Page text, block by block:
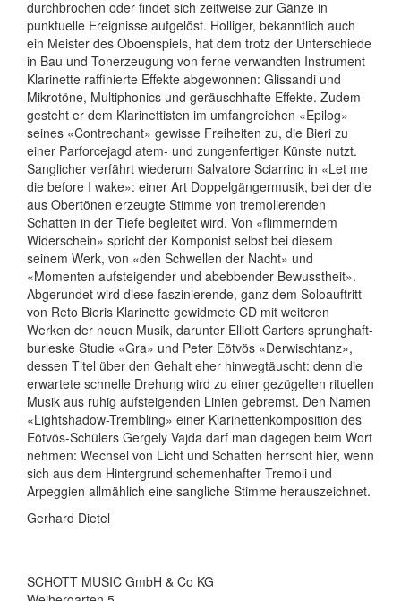
durchbrochen oder findet sich zeitweise zur Gänze in
punktuelle Ereignisse aufgelöst. Holliger, bekanntlich auch
ein Meister des Oboenspiels, hat dem trotz der Unterschiede
in Bau und Tonerzeugung von ferne verwandten Instrument
Klarinette raffinierte Effekte abgewonnen: Glissandi und
Mikrotöne, Multiphonics und geräuschhafte Effekte. Zudem
gesteht er dem Klarinettisten im umfangreichen «Epilog»
seines «Contrechant» gewisse Freiheiten zu, die Bieri zu
einer Parforcejagd atem- und zungenfertiger Künste nutzt.
Sanglicher verfährt wiederum Salvatore Sciarrino in «Let me
die before I wake»: einer Art Doppelgängermusik, bei der die
aus Obertönen erzeugte Stimme von tremolierenden
Schatten in der Tiefe begleitet wird. Von «flimmerndem
Widerschein» spricht der Komponist selbst bei diesem
seinem Werk, von «den Schwellen der Nacht» und
«Momenten aufsteigender und abebbender Bewusstheit».
Abgerundet wird diese faszinierende, ganz dem Soloauftritt
von Reto Bieris Klarinette gewidmete CD mit weiteren
Werken der neuen Musik, darunter Elliott Carters sprunghaft-
burleske Stu­die «Gra» und Peter Eötvös «Derwischtanz»,
dessen Titel über den Gehalt eher hinwegtäuscht: denn die
erwartete schnelle Drehung wird zu einer gezügelten rituellen
Musik aus ruhig aufsteigenden Linien gebremst. Den Namen
«Lightshadow-Trembling» einer Klarinettenkomposition des
Eötvös-Schülers Gergely Vajda darf man dagegen beim Wort
nehmen: Wechsel von Licht und Schatten herrscht hier, wenn
sich aus dem Hintergrund schemenhafter Tremoli und
Arpeggien allmählich eine sangliche Stimme herauszeichnet.
Gerhard Dietel
SCHOTT MUSIC GmbH & Co KG